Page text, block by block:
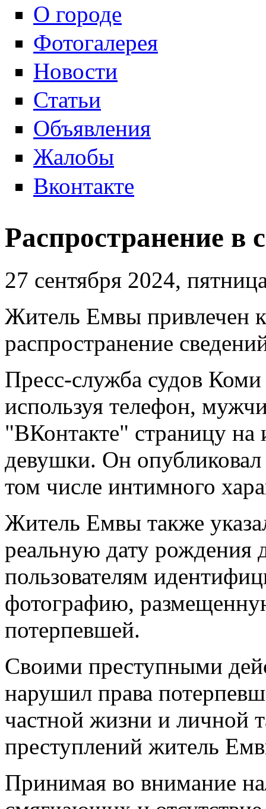
О городе
Фотогалерея
Новости
Статьи
Объявления
Жалобы
Вконтакте
Распространение в
27 сентября 2024,
Житель Емвы привлечен к
распространение
Пресс-служба судов
используя телефон,
"ВКонтакте" страницу
девушки. Он
том числе интимного
Житель Емвы также
реальную дату рождения
пользователям
фотографию,
потерпевшей.
Своими преступными
нарушил права
частной жизни и личной
преступлений житель
Принимая во внимание